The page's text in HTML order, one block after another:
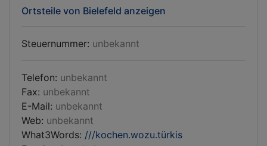
Ortsteile von Bielefeld anzeigen
Steuernummer: unbekannt
Telefon: unbekannt
Fax: unbekannt
E-Mail: unbekannt
Web: unbekannt
What3Words: ///kochen.wozu.türkis